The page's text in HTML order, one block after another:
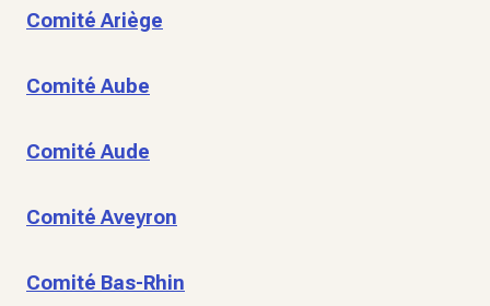
Comité Ariège
Comité Aube
Comité Aude
Comité Aveyron
Comité Bas-Rhin